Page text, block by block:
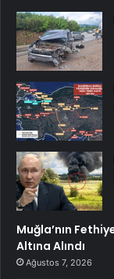
Muğla’nın
Altına Alındı
Ağustos 7, 2026